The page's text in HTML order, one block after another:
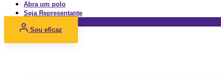
Abra um polo
Seja Representante
Sou eficaz